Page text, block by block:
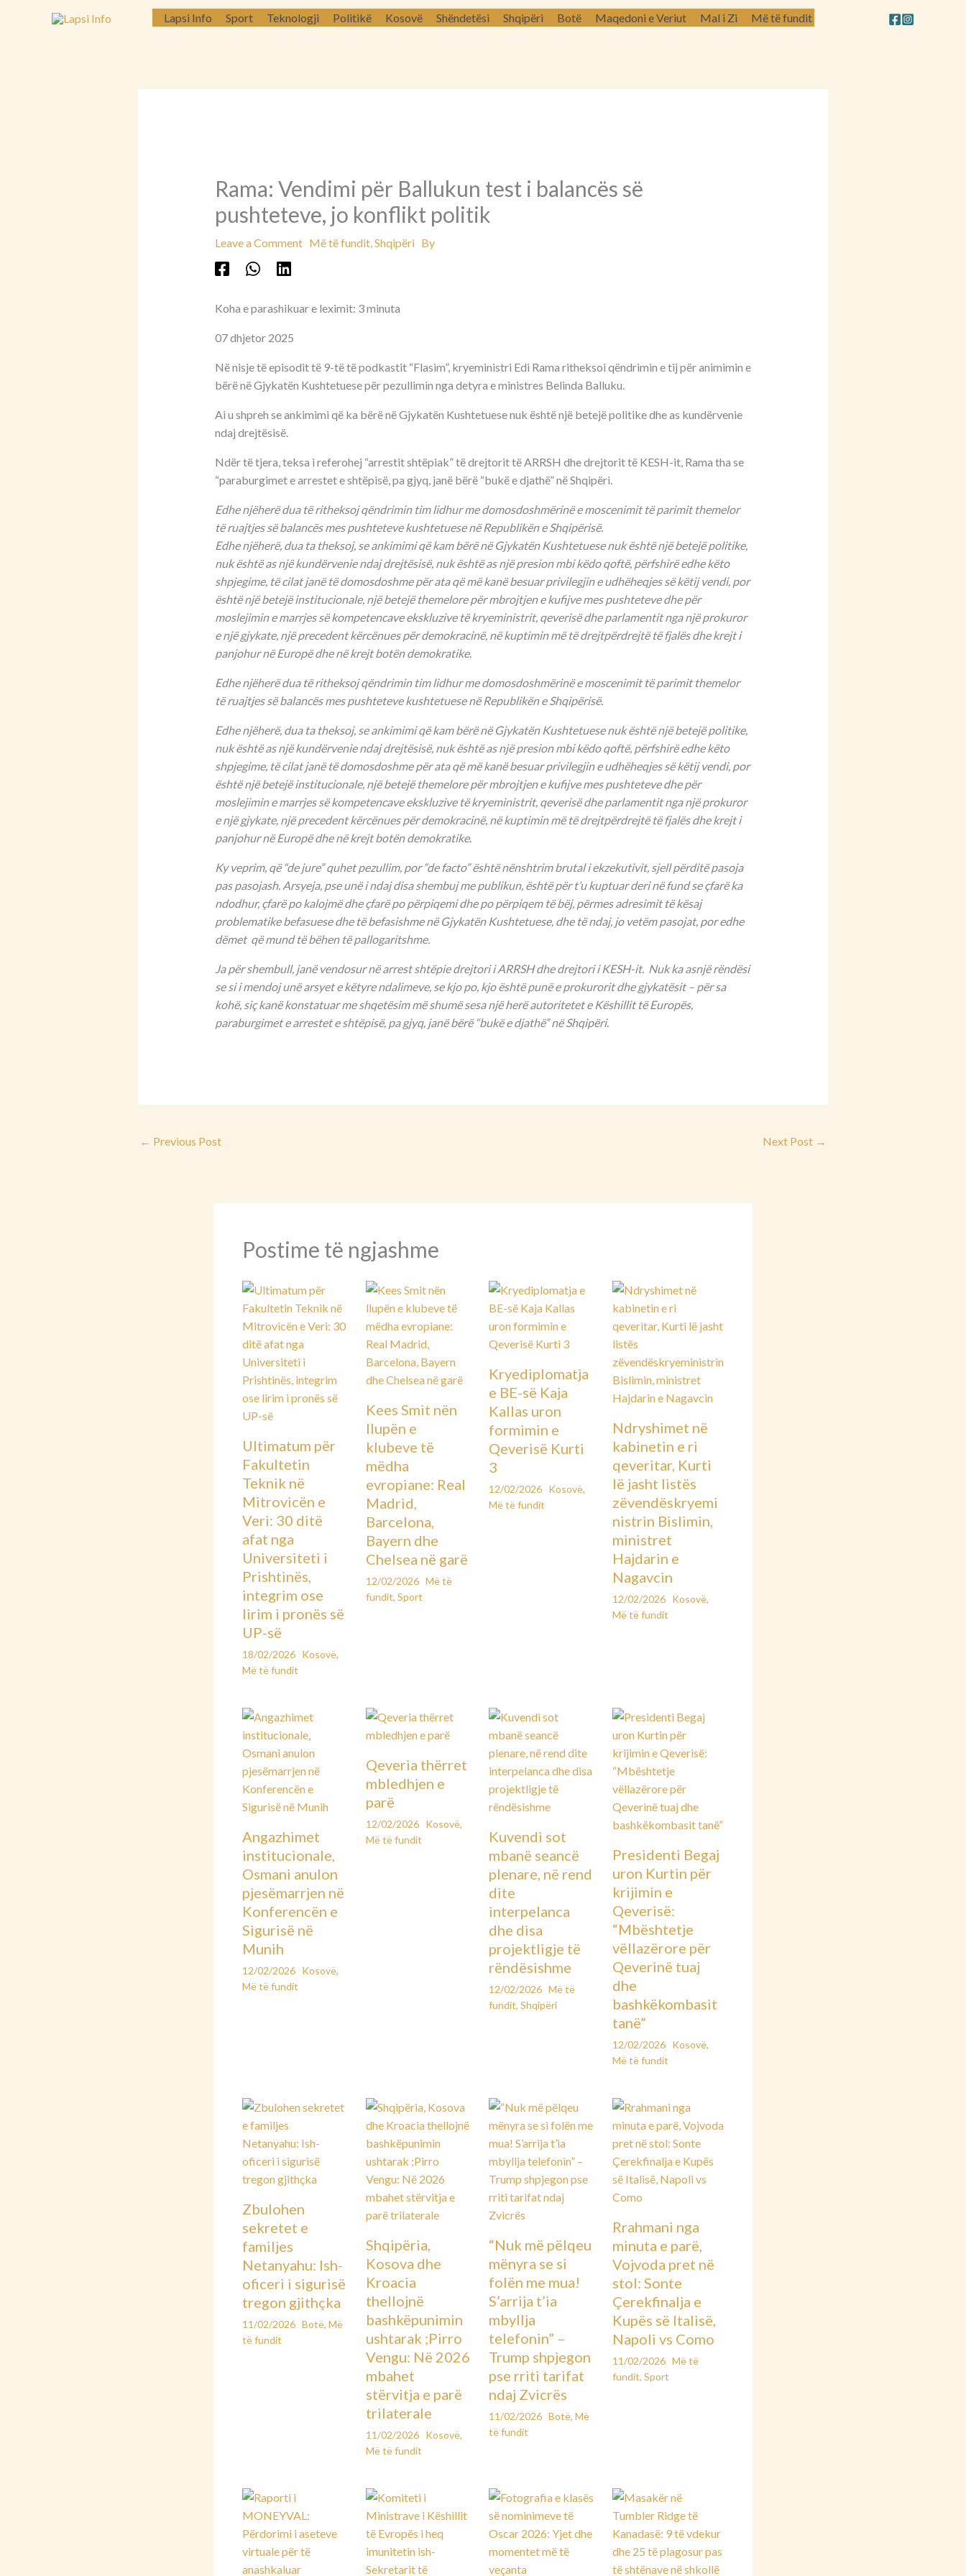
Lapsi Info Sport Teknologji Politikë Kosovë Shëndetësi Shqipëri Botë Maqedoni e Veriut Mal i Zi Më të fundit
Rama: Vendimi për Ballukun test i balancës së
pushteteve, jo konflikt politik
Leave a Comment Më të fundit,ShqipëriBy
Koha e parashikuar e leximit: 3 minuta
07 dhjetor 2025
Në nisje të episodit të 9-të të podkastit “Flasim”, kryeministri Edi Rama ritheksoi qëndrimin e tij për animimin e
bërë në Gjykatën Kushtetuese për pezullimin nga detyra e ministres Belinda Balluku.
Ai u shpreh se ankimimi që ka bërë në Gjykatën Kushtetuese nuk është një betejë politike dhe as kundërvenie
ndaj drejtësisë.
Ndër të tjera, teksa i referohej “arrestit shtëpiak” të drejtorit të ARRSH dhe drejtorit të KESH-it, Rama tha se
“paraburgimet e arrestet e shtëpisë, pa gjyq, janë bërë “bukë e djathë” në Shqipëri.
Edhe njëherë dua të ritheksoj qëndrimin tim lidhur me domosdoshmërinë e moscenimit të parimit themelor
të ruajtjes së balancës mes pushteteve kushtetuese në Republikën e Shqipërisë.
Edhe njëherë, dua ta theksoj, se ankimimi që kam bërë në Gjykatën Kushtetuese nuk është një betejë politike,
nuk është as një kundërvenie ndaj drejtësisë, nuk është as një presion mbi këdo qoftë, përfshirë edhe këto
shpjegime, të cilat janë të domosdoshme për ata që më kanë besuar privilegjin e udhëheqjes së këtij vendi, por
është një betejë institucionale, një betejë themelore për mbrojtjen e kufijve mes pushteteve dhe për
moslejimin e marrjes së kompetencave ekskluzive të kryeministrit, qeverisë dhe parlamentit nga një prokuror
e një gjykate, një precedent kërcënues për demokracinë, në kuptimin më të drejtpërdrejtë të fjalës dhe krejt i
panjohur në Europë dhe në krejt botën demokratike.
Edhe njëherë dua të ritheksoj qëndrimin tim lidhur me domosdoshmërinë e moscenimit të parimit themelor
të ruajtjes së balancës mes pushteteve kushtetuese në Republikën e Shqipërisë.
Edhe njëherë, dua ta theksoj, se ankimimi që kam bërë në Gjykatën Kushtetuese nuk është një betejë politike,
nuk është as një kundërvenie ndaj drejtësisë, nuk është as një presion mbi këdo qoftë, përfshirë edhe këto
shpjegime, të cilat janë të domosdoshme për ata që më kanë besuar privilegjin e udhëheqjes së këtij vendi, por
është një betejë institucionale, një betejë themelore për mbrojtjen e kufijve mes pushteteve dhe për
moslejimin e marrjes së kompetencave ekskluzive të kryeministrit, qeverisë dhe parlamentit nga një prokuror
e një gjykate, një precedent kërcënues për demokracinë, në kuptimin më të drejtpërdrejtë të fjalës dhe krejt i
panjohur në Europë dhe në krejt botën demokratike.
Ky veprim, që “de jure” quhet pezullim, por “de facto” është nënshtrim brutal i ekzekutivit, sjell përditë pasoja
pas pasojash. Arsyeja, pse unë i ndaj disa shembuj me publikun, është për t’u kuptuar deri në fund se çfarë ka
ndodhur, çfarë po kalojmë dhe çfarë po përpiqemi dhe po përpiqem të bëj, përmes adresimit të kësaj
problematike befasuese dhe të befasishme në Gjykatën Kushtetuese, dhe të ndaj, jo vetëm pasojat, por edhe
dëmet që mund të bëhen të pallogaritshme.
Ja për shembull, janë vendosur në arrest shtëpie drejtori i ARRSH dhe drejtori i KESH-it. Nuk ka asnjë rëndësi
se si i mendoj unë arsyet e këtyre ndalimeve, se kjo po, kjo është punë e prokurorit dhe gjykatësit – për sa
kohë, siç kanë konstatuar me shqetësim më shumë sesa një herë autoritetet e Këshillit të Europës,
paraburgimet e arrestet e shtëpisë, pa gjyq, janë bërë “bukë e djathë” në Shqipëri.
← Previous Post Next Post →
Postime të ngjashme
Ultimatum për
Fakultetin
Teknik në
Mitrovicën e
Veri: 30 ditë
afat nga
Universiteti i
Prishtinës,
integrim ose
lirim i pronës së
UP-së
18/02/2026 Kosovë,
Më të fundit
Kees Smit nën
llupën e
klubeve të
mëdha
evropiane: Real
Madrid,
Barcelona,
Bayern dhe
Chelsea në garë
12/02/2026 Më të
fundit, Sport
Kryediplomatja
e BE-së Kaja
Kallas uron
formimin e
Qeverisë Kurti
3
12/02/2026 Kosovë,
Më të fundit
Ndryshimet në
kabinetin e ri
qeveritar, Kurti
lë jasht listës
zëvendëskryemi
nistrin Bislimin,
ministret
Hajdarin e
Nagavcin
12/02/2026 Kosovë,
Më të fundit
Angazhimet
institucionale,
Osmani anulon
pjesëmarrjen në
Konferencën e
Sigurisë në
Munih
12/02/2026 Kosovë,
Më të fundit
Qeveria thërret
mbledhjen e
parë
12/02/2026 Kosovë,
Më të fundit
Kuvendi sot
mbanë seancë
plenare, në rend
dite
interpelanca
dhe disa
projektligje të
rëndësishme
12/02/2026 Më të
fundit,Shqipëri
Presidenti Begaj
uron Kurtin për
krijimin e
Qeverisë:
“Mbështetje
vëllazërore për
Qeverinë tuaj
dhe
bashkëkombasit
tanë”
12/02/2026 Kosovë,
Më të fundit
Zbulohen
sekretet e
familjes
Netanyahu: Ish-
oficeri i sigurisë
tregon gjithçka
11/02/2026 Botë, Më
të fundit
Shqipëria,
Kosova dhe
Kroacia
thellojnë
bashkëpunimin
ushtarak ;Pirro
Vengu: Në 2026
mbahet
stërvitja e parë
trilaterale
11/02/2026 Kosovë,
Më të fundit
“Nuk më pëlqeu
mënyra se si
folën me mua!
S’arrija t’ia
mbyllja
telefonin” –
Trump shpjegon
pse rriti tarifat
ndaj Zvicrës
11/02/2026 Botë,Më
të fundit
Rrahmani nga
minuta e parë,
Vojvoda pret në
stol: Sonte
Çerekfinalja e
Kupës së Italisë,
Napoli vs Como
11/02/2026 Më të
fundit, Sport